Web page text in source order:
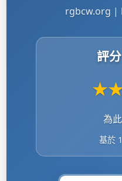
rgbcw.org |
評分
★
為
基於